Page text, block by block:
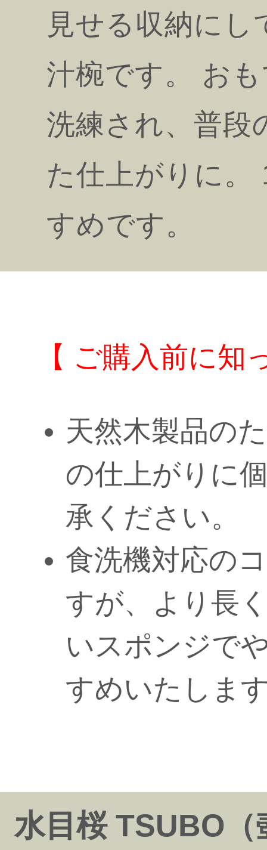
見せる収納に
汁椀です。 お
洗練され、普段
た仕上がりに。
すめです。
【 ご購入前に
天然木製品の
の仕上がりに
承ください。
食洗機対応の
すが、より長
いスポンジで
すめいたしま
水目桜 TSUBO（